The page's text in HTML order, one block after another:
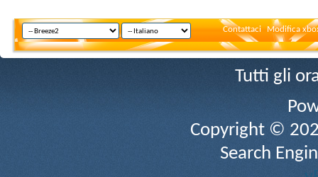
Contattaci Modifica
Tutti gli
Copyright ©
Search